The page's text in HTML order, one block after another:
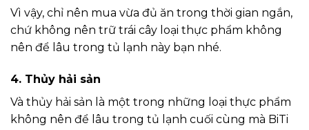
Vì vậy, chỉ nên mua vừa đủ ăn trong thời gian ngắn,
chứ không nên trữ trái cây loại thực phẩm không
nên để lâu trong tủ lạnh này bạn nhé.
4. Thủy hải sản
Và thủy hải sản là một trong những loại thực phẩm
không nên để lâu trong tủ lạnh cuối cùng mà BiTi